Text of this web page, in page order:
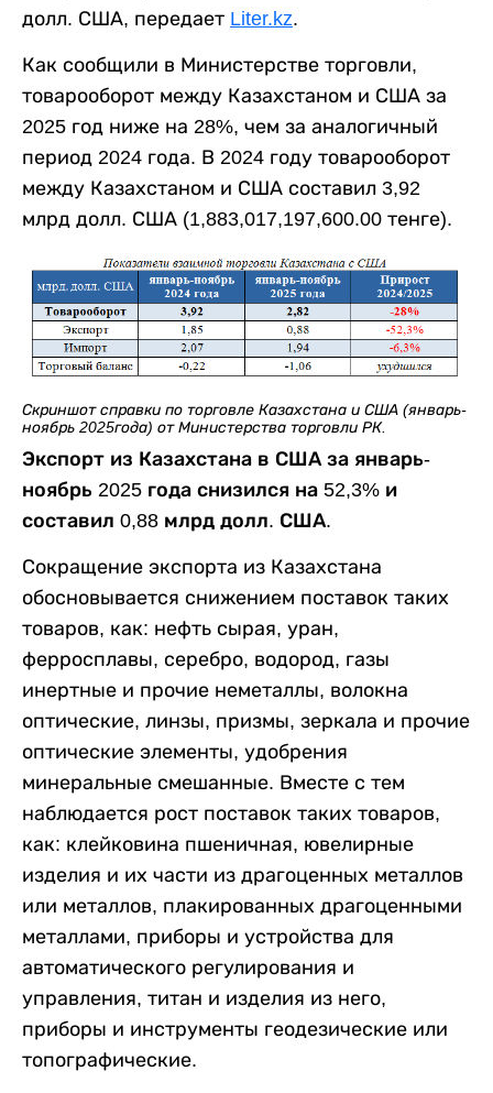
долл. США, передает Liter.kz.
Как сообщили в Министерстве торговли,
товарооборот между Казахстаном и США за
2025 год ниже на 28%, чем за аналогичный
период 2024 года. В 2024 году товарооборот
между Казахстаном и США составил 3,92
млрд долл. США (1,883,017,197,600.00 тенге).
Скриншот справки по торговле Казахстана и США (январь-
ноябрь 2025года) от Министерства торговли РК.
Экспорт из Казахстана в США за январь-
ноябрь 2025 года снизился на 52,3% и
составил 0,88 млрд долл. США.
Сокращение экспорта из Казахстана
обосновывается снижением поставок таких
товаров, как: нефть сырая, уран,
ферросплавы, серебро, водород, газы
инертные и прочие неметаллы, волокна
оптические, линзы, призмы, зеркала и прочие
оптические элементы, удобрения
минеральные смешанные. Вместе с тем
наблюдается рост поставок таких товаров,
как: клейковина пшеничная, ювелирные
изделия и их части из драгоценных металлов
или металлов, плакированных драгоценными
металлами, приборы и устройства для
автоматического регулирования и
управления, титан и изделия из него,
приборы и инструменты геодезические или
топографические.